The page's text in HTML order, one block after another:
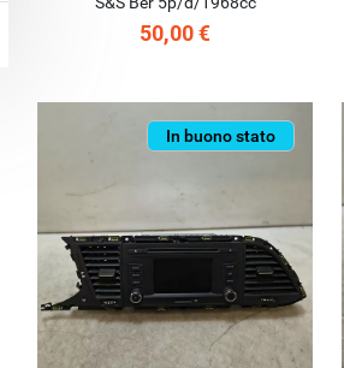
50,00 €
In buono stato